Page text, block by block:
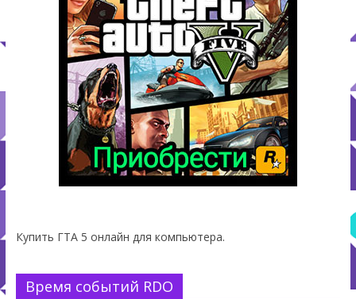
Купить ГТА 5 онлайн для компьютера.
Время событий RDO